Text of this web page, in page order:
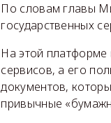
По словам главы
государственных
На этой платформе
сервисов, а его
документов,
привычные